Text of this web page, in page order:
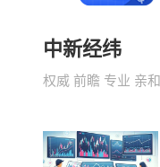
中新经纬
权威 前瞻 专业 亲和